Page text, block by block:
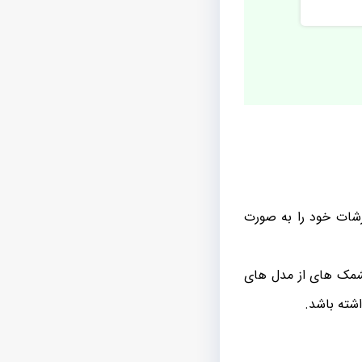
خود را به صورت
های از مدل های
باشد.